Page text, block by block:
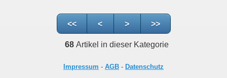
<< < > >>
68Artikel in dieser Kategorie
Impressum - AGB - Datenschutz